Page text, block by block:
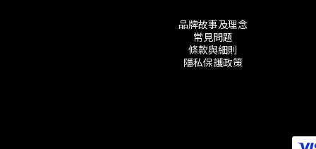
品牌故事及理念
常見問題
條款與細則
隱私保護政策